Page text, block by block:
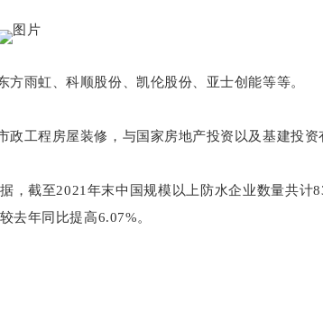
方雨虹、科顺股份、凯伦股份、亚士创能等等。
工程房屋装修，与国家房地产投资以及基建投资
截至2021年末中国规模以上防水企业数量共计
去年同比提高6.07%。